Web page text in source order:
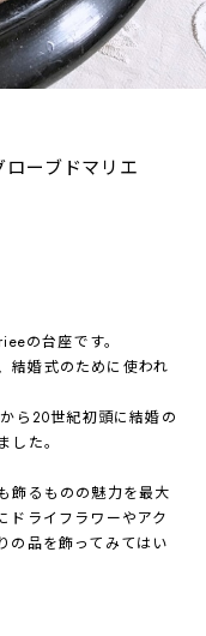
ーブドマリエ
の台座です。
婚式のために使われ
ら20世紀初頭に結婚の
た。
飾るものの魅力を最大
ドライフラワーやアク
の品を飾ってみてはい